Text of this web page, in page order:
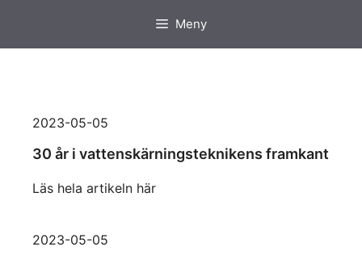
innehåll
Meny
2023-05-05
30 år i vattenskärningsteknikens framkant
Läs hela artikeln här
2023-05-05